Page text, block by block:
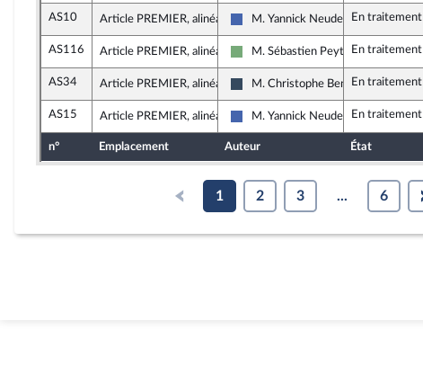
AS10 Article PREMIER, alinéa 2
Les Républicains
M. Yannick Neuder En traitement
AS116 Article PREMIER, alinéa 2
Écologiste - NUPES
M. Sébastien PeytavieEn traitement
AS34 Article PREMIER, alinéa 2
Rassemblement National
M. Christophe BentzEn traitement
AS15 Article PREMIER, alinéa 2
Les Républicains
M. Yannick Neuder En traitement
n° Emplacement Auteur État
1 2 3 ... 6